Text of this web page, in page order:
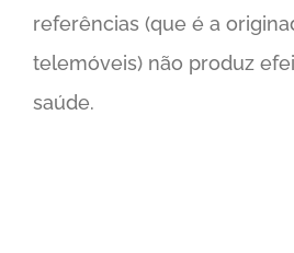
referências (que é a
telemóveis) não produz
saúde.